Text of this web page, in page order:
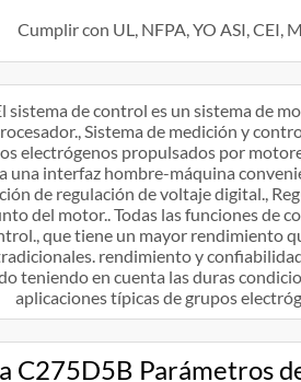
Cumplir con UL, NFPA, YO ASI, CEI,
sistema de control es un sistema de
Sistema de medición y
electrógenos propulsados ​​por
interfaz hombre-máquina
de regulación de voltaje digital.,
del motor.. Todas las funciones de
que tiene un mayor rendimiento
rendimiento y
teniendo en cuenta las duras
aplicaciones típicas de grupos
C275D5B Parámetros